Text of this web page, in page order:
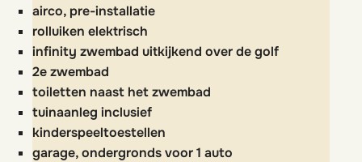
airco, pre-installatie
rolluiken elektrisch
infinity zwembad uitkijkend over de golf
2e zwembad
toiletten naast het zwembad
tuinaanleg inclusief
kinderspeeltoestellen
garage, ondergronds voor 1 auto